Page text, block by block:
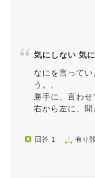
気にしない 気
なにを言ってい
う。。
勝手に、言わせ
右から左に、
回答 1 有り